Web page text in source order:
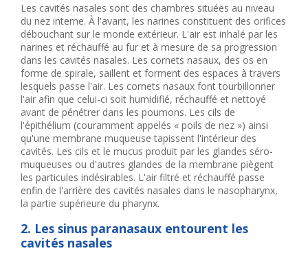
Les cavités nasales sont des chambres situées au niveau
du nez interne. À l'avant, les narines constituent des orifices
débouchant sur le monde extérieur. L'air est inhalé par les
narines et réchauffé au fur et à mesure de sa progression
dans les cavités nasales. Les cornets nasaux, des os en
forme de spirale, saillent et forment des espaces à travers
lesquels passe l'air. Les cornets nasaux font tourbillonner
l'air afin que celui-ci soit humidifié, réchauffé et nettoyé
avant de pénétrer dans les poumons. Les cils de
l'épithélium (couramment appelés « poils de nez ») ainsi
qu'une membrane muqueuse tapissent l'intérieur des
cavités. Les cils et le mucus produit par les glandes séro-
muqueuses ou d'autres glandes de la membrane piègent
les particules indésirables. L'air filtré et réchauffé passe
enfin de l'arrière des cavités nasales dans le nasopharynx,
la partie supérieure du pharynx.
2. Les sinus paranasaux entourent les
cavités nasales